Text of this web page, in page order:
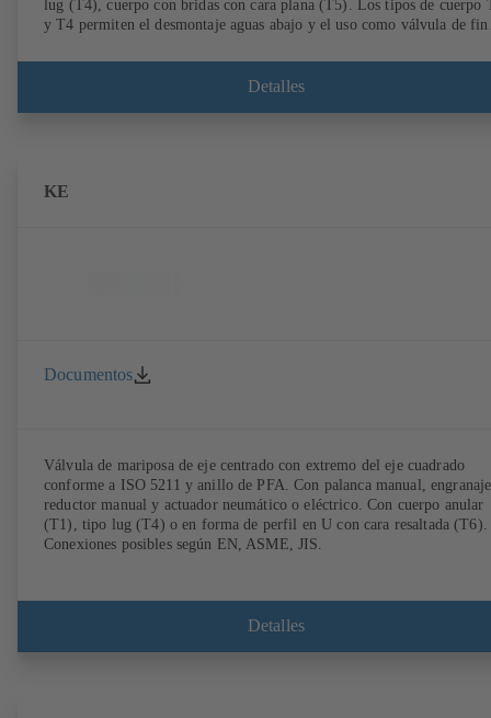
lug (T4), cuerpo con bridas con cara plana (T5). Los tipos de cuerpo
y T4 permiten el desmontaje aguas abajo y el uso como válvula de
Detalles
KE
Documentos
Válvula de mariposa de eje centrado con extremo del eje cuadrado
conforme a ISO 5211 y anillo de PFA. Con palanca manual, engranaje
reductor manual y actuador neumático o eléctrico. Con cuerpo anular
(T1), tipo lug (T4) o en forma de perfil en U con cara resaltada (T6).
Conexiones posibles según EN, ASME, JIS.
Detalles